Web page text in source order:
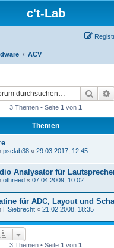
c't-Lab
ACV
Suche
3 Themen • Seite 1 von 1
Themen
psclab38 « 29.03.2017, 12:45
Analysator für
othreed « 07.04.2009, 10:02
für ADC, Layout und
HSiebrecht « 21.02.2008, 18:35
3 Themen • Seite 1 von 1